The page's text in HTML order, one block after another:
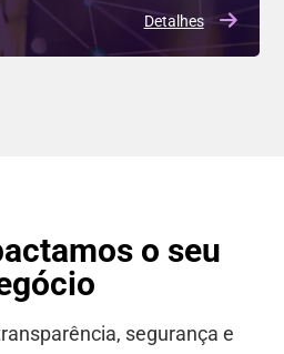
Detalhes
o seu
segurança e